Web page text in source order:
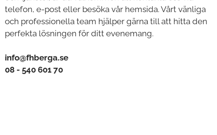
telefon, e-post eller besöka vår hemsida. Vårt vänliga
och professionella team hjälper gärna till att hitta den
perfekta lösningen för ditt evenemang.
info@fhberga.se
08 - 540 601 70